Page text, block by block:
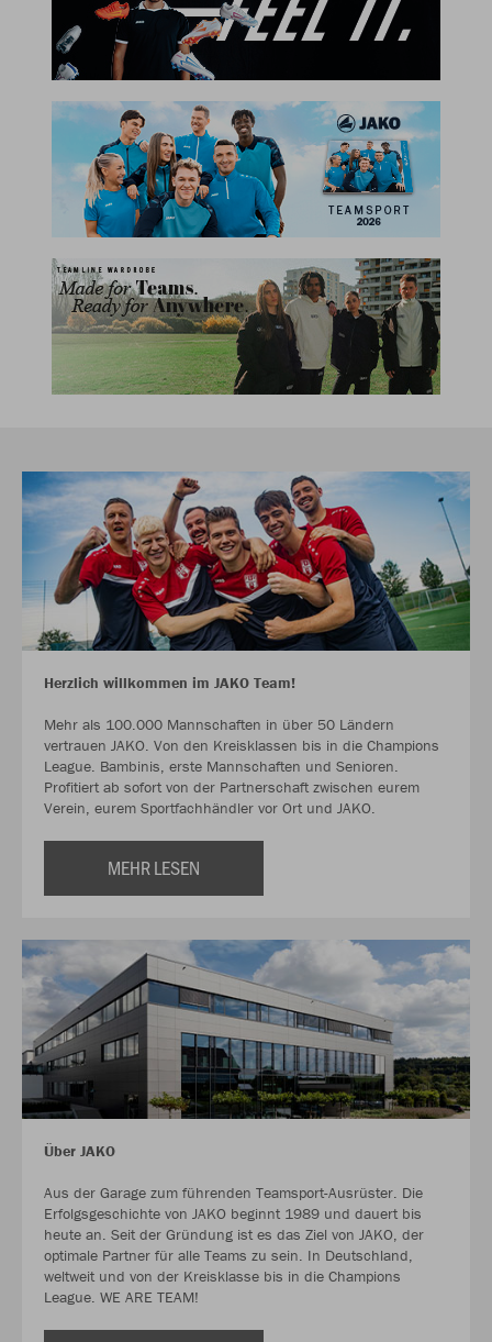
Herzlich willkommen im JAKO Team!
Mehr als 100.000 Mannschaften in über 50 Ländern
vertrauen JAKO. Von den Kreisklassen bis in die Champions
League. Bambinis, erste Mannschaften und Senioren.
Profitiert ab sofort von der Partnerschaft zwischen eurem
Verein, eurem Sportfachhändler vor Ort und JAKO.
MEHR LESEN
Über JAKO
Aus der Garage zum führenden Teamsport-Ausrüster. Die
Erfolgsgeschichte von JAKO beginnt 1989 und dauert bis
heute an. Seit der Gründung ist es das Ziel von JAKO, der
optimale Partner für alle Teams zu sein. In Deutschland,
weltweit und von der Kreisklasse bis in die Champions
League. WE ARE TEAM!